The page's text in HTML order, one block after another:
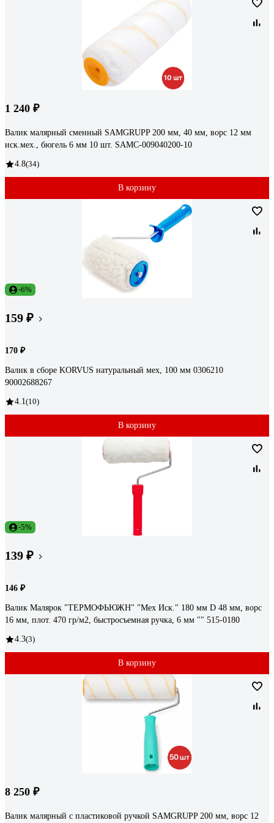
1 240 ₽
Валик малярный сменный SAMGRUPP 200 мм, 40 мм, ворс 12 мм
иск.мех., бюгель 6 мм 10 шт. SAMC-009040200-10
4.8(34)
В корзину
-6%
159 ₽
170 ₽
Валик в сборе KORVUS натуральный мех, 100 мм 0306210
90002688267
4.1(10)
В корзину
-5%
139 ₽
146 ₽
Валик Малярок "ТЕРМОФЬЮЖН" "Мех Иск." 180 мм D 48 мм, ворс
16 мм, плот. 470 гр/м2, быстросъемная ручка, 6 мм "" 515-0180
4.3(3)
В корзину
8 250 ₽
Валик малярный с пластиковой ручкой SAMGRUPP 200 мм, ворс 12